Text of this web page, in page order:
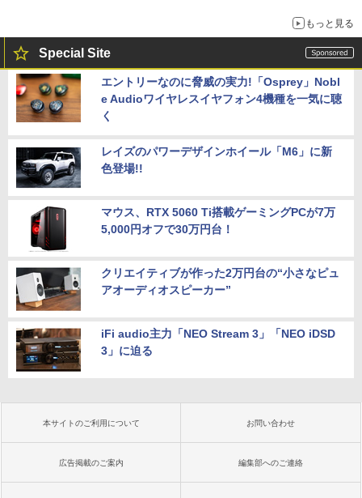
もっと見る
Special Site
エントリーなのに脅威の実力!「Osprey」Nobl
e Audioワイヤレスイヤフォン4機種を一気に聴
く
レイズのパワーデザインホイール「M6」に新
色登場!!
マウス、RTX 5060 Ti搭載ゲーミングPCが7万
5,000円オフで30万円台！
クリエイティブが作った2万円台の“小さなピュ
アオーディオスピーカー”
iFi audio主力「NEO Stream 3」「NEO iDSD
3」に迫る
本サイトのご利用について お問い合わせ
広告掲載のご案内 編集部へのご連絡